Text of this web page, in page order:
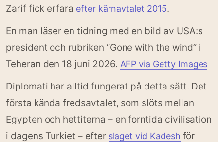
Zarif fick erfara efter kärnavtalet 2015.
En man läser en tidning med en bild av USA:s
president och rubriken ”Gone with the wind” i
Teheran den 18 juni 2026. AFP via Getty Images
Diplomati har alltid fungerat på detta sätt. Det
första kända fredsavtalet, som slöts mellan
Egypten och hettiterna – en forntida civilisation
i dagens Turkiet – efter slaget vid Kadesh för